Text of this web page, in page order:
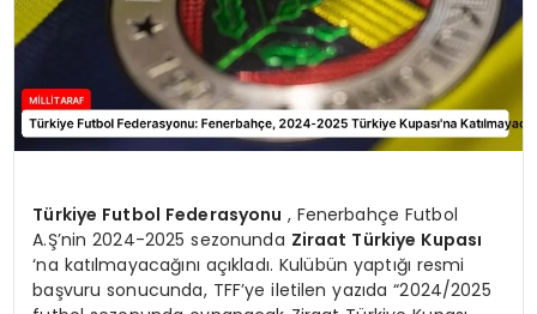
Türkiye Futbol Federasyonu , Fenerbahçe Futbol
A.Ş’nin 2024-2025 sezonunda Ziraat Türkiye Kupası
‘na katılmayacağını açıkladı. Kulübün yaptığı resmi
başvuru sonucunda, TFF’ye iletilen yazıda “2024/2025